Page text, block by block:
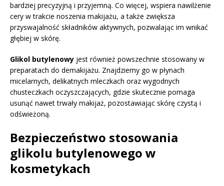
bardziej precyzyjną i przyjemną. Co więcej, wspiera nawilżenie
cery w trakcie noszenia makijażu, a także zwiększa
przyswajalność składników aktywnych, pozwalając im wnikać
głębiej w skórę.
Glikol butylenowy jest również powszechnie stosowany w
preparatach do demakijażu. Znajdziemy go w płynach
micelarnych, delikatnych mleczkach oraz wygodnych
chusteczkach oczyszczających, gdzie skutecznie pomaga
usunąć nawet trwały makijaż, pozostawiając skórę czystą i
odświeżoną.
Bezpieczeństwo stosowania
glikolu butylenowego w
kosmetykach